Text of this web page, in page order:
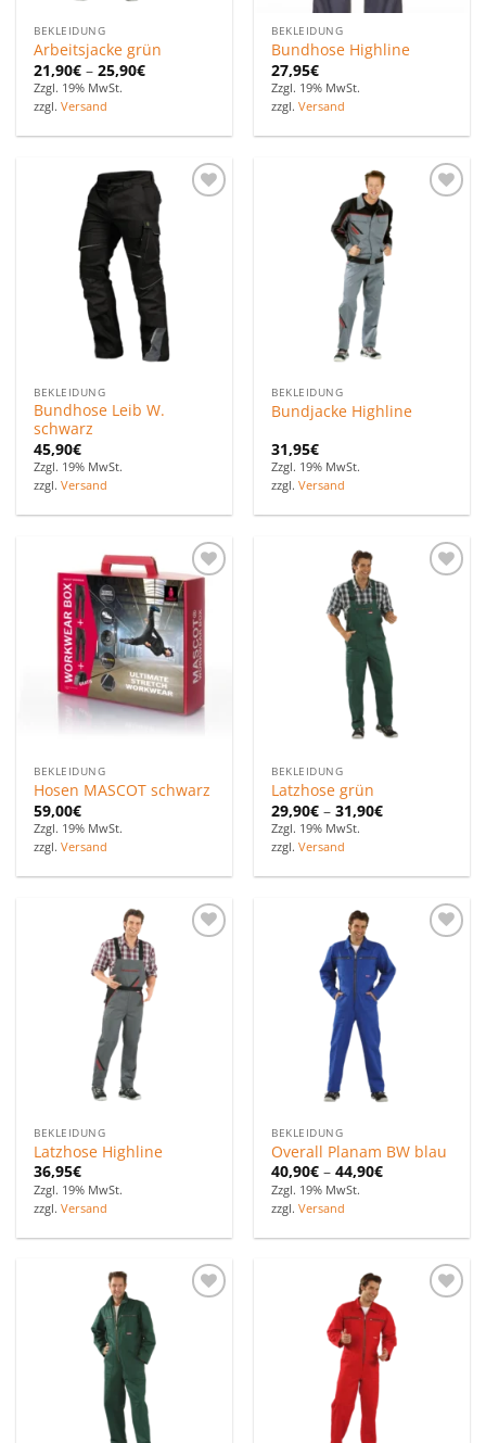
BEKLEIDUNG
Arbeitsjacke grün
21,90€ –25,90€
Zzgl. 19% MwSt.
zzgl.Versand
BEKLEIDUNG
Bundhose Highline
27,95€
Zzgl. 19% MwSt.
zzgl.Versand
Favoriten
hinzufügen
BEKLEIDUNG
Bundhose Leib W.
schwarz
45,90€
Zzgl. 19% MwSt.
zzgl.Versand
hinzufügen
BEKLEIDUNG
Bundjacke Highline
31,95€
Zzgl. 19% MwSt.
zzgl.Versand
Zu den
Favoriten
hinzufügen
BEKLEIDUNG
Hosen MASCOT schwarz
59,00€
Zzgl. 19% MwSt.
zzgl.Versand
hinzufügen
BEKLEIDUNG
Latzhose grün
29,90€ –31,90€
Zzgl. 19% MwSt.
zzgl.Versand
hinzufügen
BEKLEIDUNG
Latzhose Highline
36,95€
Zzgl. 19% MwSt.
zzgl.Versand
hinzufügen
BEKLEIDUNG
Overall Planam BW blau
40,90€ –44,90€
Zzgl. 19% MwSt.
zzgl.Versand
hinzufügen
hinzufügen